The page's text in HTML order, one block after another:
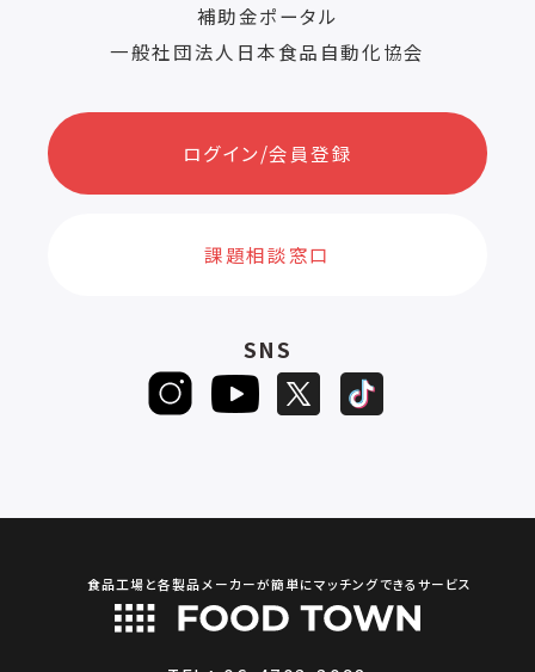
補助金ポータル
一般社団法人日本食品自動化協会
ログイン/会員登録
課題相談窓口
SNS
食品工場と各製品メーカーが簡単にマッチングできるサービス